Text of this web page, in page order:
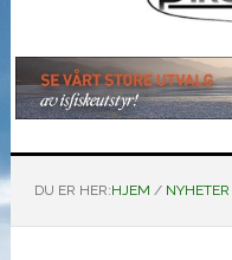
DU ER HER:HJEM / NYHETER